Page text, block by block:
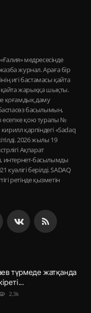
журнал. Араға бір
игі бастамасы қайта
қайта жарыққа шықты.
қоғамдық даму
баспасөз басылымын,
есепке қою туралы №
қарпіндегі «Sadaq
2026 жылы 19
Ақпарат
интернет-басылымды
берілді. SADAQ
ретінде қызметін
түрмеде жатқанда
2.3k